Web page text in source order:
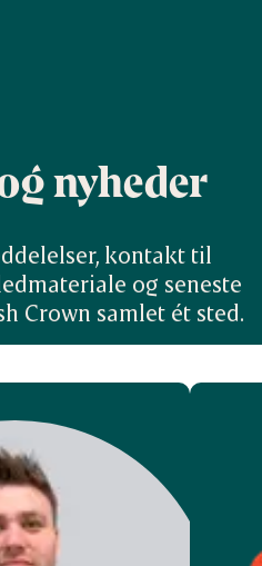
nyheder
kontakt til
og seneste
Crown samlet ét sted.